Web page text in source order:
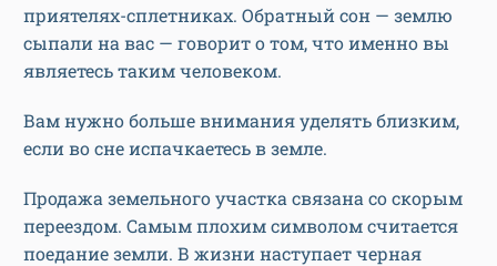
приятелях-сплетниках. Обратный сон — землю
сыпали на вас — говорит о том, что именно вы
являетесь таким человеком.
Вам нужно больше внимания уделять близким,
если во сне испачкаетесь в земле.
Продажа земельного участка связана со скорым
переездом. Самым плохим символом считается
поедание земли. В жизни наступает черная